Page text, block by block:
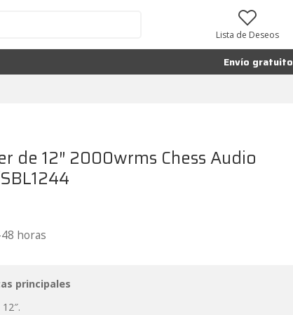
Lista de Deseos
Envío gratuito
de 12″ 2000wrms Chess Audio
horas
principales